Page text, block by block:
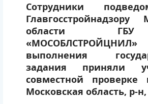
Сотрудники
Главгосстройнадзору
области
выполнения
задания приняли
совместной проверке
Московская область, р-